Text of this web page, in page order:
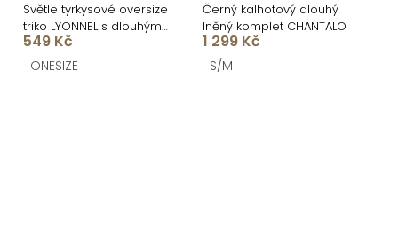
Světle tyrkysové oversize
triko LYONNEL s dlouhým
rukávem
549 Kč
ONESIZE
Černý kalhotový dlouhý
lněný komplet CHANTALO
1 299 Kč
S/M